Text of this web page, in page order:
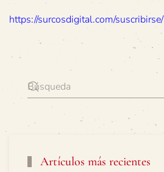
https://surcosdigital.com/suscribirse/
Artículos más recientes